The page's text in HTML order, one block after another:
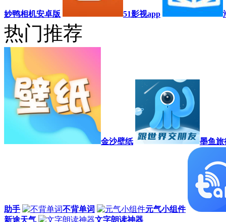
妙鸭相机安卓版 51影视app
热门推荐
金沙壁纸 墨鱼旅
助手 不背单词
元气小组件
新途天气
文字朗读神器